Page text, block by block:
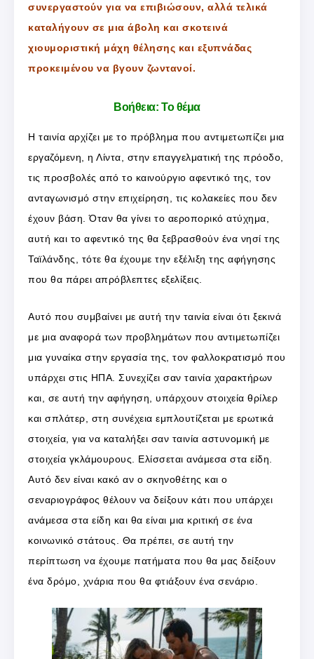
συνεργαστούν για να επιβιώσουν, αλλά τελικά
καταλήγουν σε μια άβολη και σκοτεινά
χιουμοριστική μάχη θέλησης και εξυπνάδας
προκειμένου να βγουν ζωντανοί.
Βοήθεια: Το θέμα
Η ταινία αρχίζει με το πρόβλημα που αντιμετωπίζει μια
εργαζόμενη, η Λίντα, στην επαγγελματική της πρόοδο,
τις προσβολές από το καινούργιο αφεντικό της, τον
ανταγωνισμό στην επιχείρηση, τις κολακείες που δεν
έχουν βάση. Όταν θα γίνει το αεροπορικό ατύχημα,
αυτή και το αφεντικό της θα ξεβρασθούν ένα νησί της
Ταϊλάνδης, τότε θα έχουμε την εξέλιξη της αφήγησης
που θα πάρει απρόβλεπτες εξελίξεις.
Αυτό που συμβαίνει με αυτή την ταινία είναι ότι ξεκινά
με μια αναφορά των προβλημάτων που αντιμετωπίζει
μια γυναίκα στην εργασία της, τον φαλλοκρατισμό που
υπάρχει στις ΗΠΑ. Συνεχίζει σαν ταινία χαρακτήρων
και, σε αυτή την αφήγηση, υπάρχουν στοιχεία θρίλερ
και σπλάτερ, στη συνέχεια εμπλουτίζεται με ερωτικά
στοιχεία, για να καταλήξει σαν ταινία αστυνομική με
στοιχεία γκλάμουρους. Ελίσσεται ανάμεσα στα είδη.
Αυτό δεν είναι κακό αν ο σκηνοθέτης και ο
σεναριογράφος θέλουν να δείξουν κάτι που υπάρχει
ανάμεσα στα είδη και θα είναι μια κριτική σε ένα
κοινωνικό στάτους. Θα πρέπει, σε αυτή την
περίπτωση να έχουμε πατήματα που θα μας δείξουν
ένα δρόμο, χνάρια που θα φτιάξουν ένα σενάριο.